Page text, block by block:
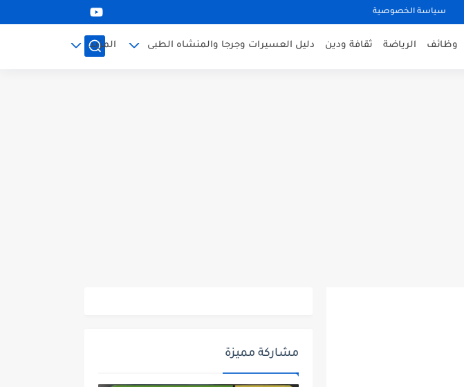
سياسة الخصوصية
وظائف الرياضة ثقافة ودين دليل العسيرات وجرجا والمنشاه الطبى المزيد
مشاركة مميزة